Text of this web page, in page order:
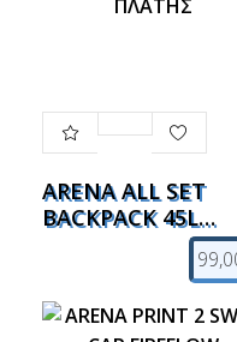
ARENA ALL SET
BACKPACK 45L
ΣΑΚΙΔΙΟ ΠΛΑΤΗΣ